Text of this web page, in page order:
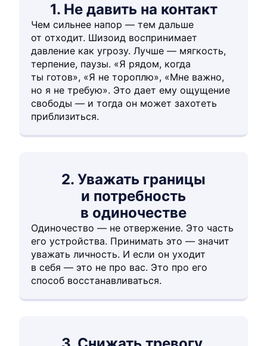
1. Не давить на контакт
Чем сильнее напор — тем дальше
от отходит. Шизоид воспринимает
давление как угрозу. Лучше — мягкость,
терпение, паузы. «Я рядом, когда
ты готов», «Я не тороплю», «Мне важно,
но я не требую». Это дает ему ощущение
свободы — и тогда он может захотеть
приблизиться.
2. Уважать границы
и потребность
в одиночестве
Одиночество — не отвержение. Это часть
его устройства. Принимать это — значит
уважать личность. И если он уходит
в себя — это не про вас. Это про его
способ восстанавливаться.